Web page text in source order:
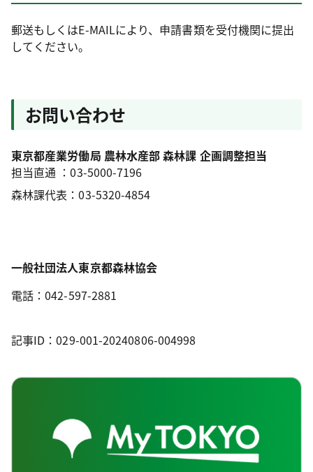
郵送もしくはE-MAILにより、申請書類を受付機関に提出
してください。
お問い合わせ
東京都産業労働局 農林水産部 森林課 企画調整担当
担当直通 ：03-5000-7196
森林課代表：03-5320-4854
一般社団法人東京都森林協会
電話：042-597-2881
記事ID：029-001-20240806-004998